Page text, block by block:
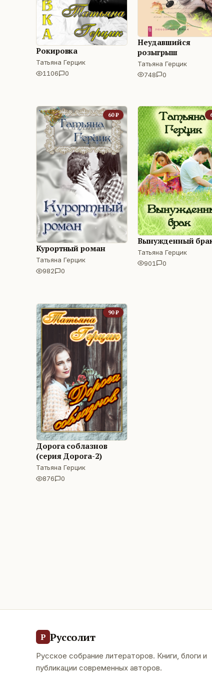
Рокировка
Татьяна Герцик
1106
0
Неудавшийся
розыгрыш
Татьяна Герцик
748
0
60₽
Курортный роман
Татьяна Герцик
982
0
Вынужденный
Татьяна Герцик
901
0
90₽
Дорога соблазнов
(серия Дорога-2)
Татьяна Герцик
876
0
Р Руссолит
Русское собрание литераторов. Книги, блоги и
публикации современных авторов.